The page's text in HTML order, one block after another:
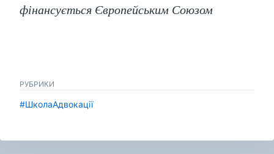
фінансується Європейським Союзом
РУБРИКИ
#ШколаАдвокації